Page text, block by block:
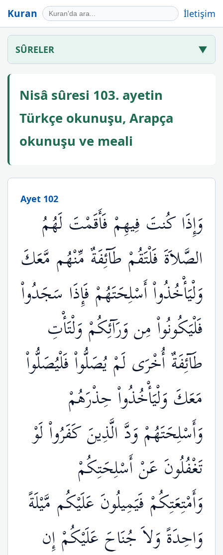
Kuran İletişim
SÛRELER ▼
Nisâ sûresi 103. ayetin
Türkçe okunuşu, Arapça
okunuşu ve meali
Ayet 102
وَإِذَا كُنتَ فِيهِمْ فَأَقَمْتَ لَهُمُ
الصَّلاَةَ فَلْتَقُمْ طَآئِفَةٌ مِّنْهُم مَّعَكَ
وَلْيَأْخُذُواْ أَسْلِحَتَهُمْ فَإِذَا سَجَدُواْ
فَلْيَكُونُواْ مِن وَرَآئِكُمْ وَلْتَأْتِ
طَآئِفَةٌ أُخْرَى لَمْ يُصَلُّواْ فَلْيُصَلُّواْ
مَعَكَ وَلْيَأْخُذُواْ حِذْرَهُمْ
وَأَسْلِحَتَهُمْ وَدَّ الَّذِينَ كَفَرُواْ لَوْ
تَغْفُلُونَ عَنْ أَسْلِحَتِكُمْ
وَأَمْتِعَتِكُمْ فَيَمِيلُونَ عَلَيْكُم مَّيْلَةً
وَاحِدَةً وَلاَ جُنَاحَ عَلَيْكُمْ إِن